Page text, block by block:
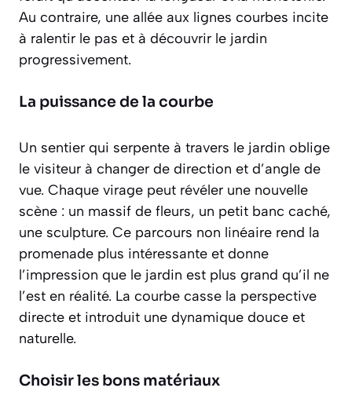
Au contraire, une allée aux lignes courbes incite
à ralentir le pas et à découvrir le jardin
progressivement.
La puissance de la courbe
Un sentier qui serpente à travers le jardin oblige
le visiteur à changer de direction et d’angle de
vue. Chaque virage peut révéler une nouvelle
scène : un massif de fleurs, un petit banc caché,
une sculpture. Ce parcours non linéaire rend la
promenade plus intéressante et donne
l’impression que le jardin est plus grand qu’il ne
l’est en réalité. La courbe casse la perspective
directe et introduit une dynamique douce et
naturelle.
Choisir les bons matériaux